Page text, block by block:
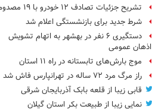
تشریح جزئیات تصادف ۱۲ خودرو با ۱۹ مصدوم
شرط جدید برای بازنشستگی اعلام شد
دستگیری ۶ نفر در بهشهر به اتهام تشویش
اذهان عمومی
موج بارش‌های تابستانه در راه ۱۱ استان
راز مرگ مرد ۷۲ ساله در تهرانپارس فاش شد
قابی زیبا از قلعه بابک آذربایجان شرقی
نمایی زیبا از طبیعت بکر استان گیلان